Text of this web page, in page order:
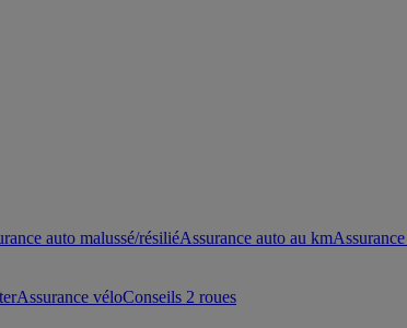
auto malussé/résiliéAssurance auto au km
Assurance véloConseils 2 roues